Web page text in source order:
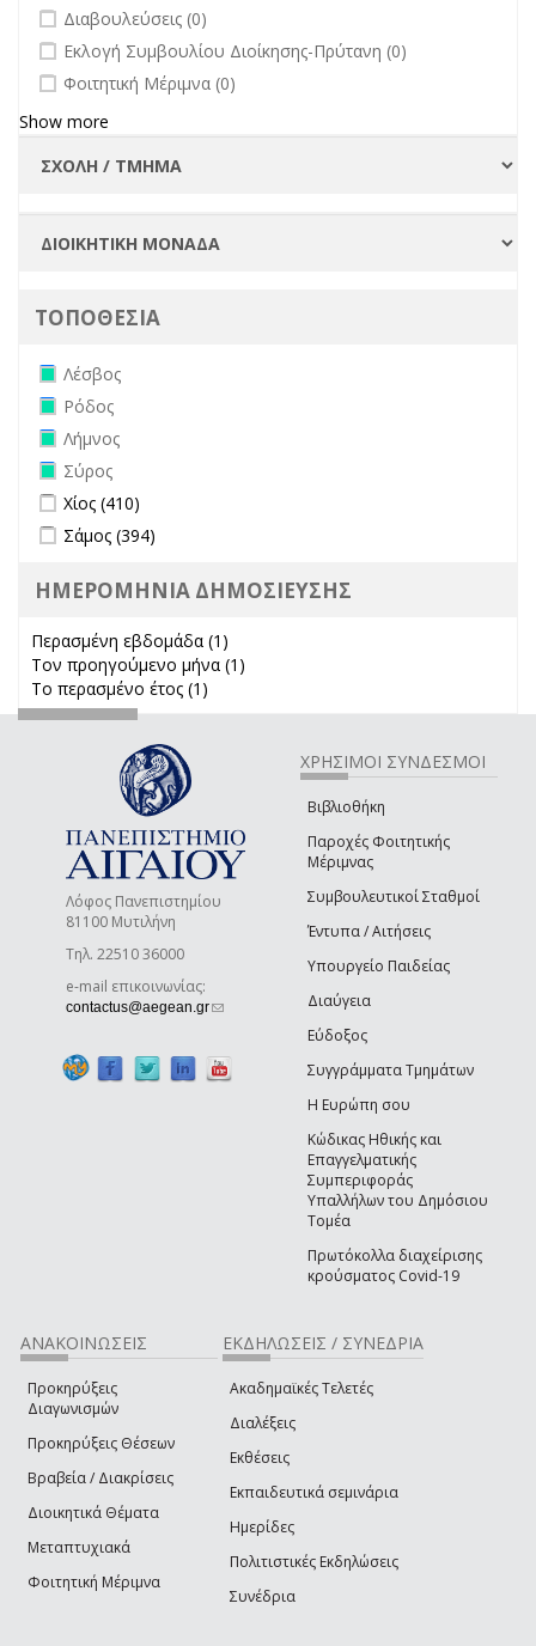
undefined
Διαβουλεύσεις (0)
undefined
Εκλογή Συμβουλίου Διοίκησης-Πρύτανη (0)
undefined
Φοιτητική Μέριμνα (0)
Show more
ΤΟΠΟΘΕΣΙΑ
Remove Λέσβος filter
Λέσβος
Remove Ρόδος filter
Ρόδος
Remove Λήμνος filter
Λήμνος
Remove Σύρος filter
Σύρος
Apply Χίος filter
Χίος (410)
Apply Σάμος filter
Σάμος (394)
ΗΜΕΡΟΜΗΝΙΑ ΔΗΜΟΣΙΕΥΣΗΣ
Περασμένη εβδομάδα (1)
Τον προηγούμενο μήνα (1)
Το περασμένο έτος (1)
Λόφος Πανεπιστημίου
81100 Μυτιλήνη
Τηλ. 22510 36000
e-mail επικοινωνίας:
contactus@aegean.gr(link sends e-mail)
ΧΡΗΣΙΜΟΙ ΣΥΝΔΕΣΜΟΙ
Βιβλιοθήκη
Παροχές Φοιτητικής
Μέριμνας
Συμβουλευτικοί Σταθμοί
Έντυπα / Αιτήσεις
Υπουργείο Παιδείας
Διαύγεια
Εύδοξος
Συγγράμματα Τμημάτων
Η Ευρώπη σου
Κώδικας Ηθικής και
Επαγγελματικής
Συμπεριφοράς
Υπαλλήλων του Δημόσιου
Τομέα
Πρωτόκολλα διαχείρισης
κρούσματος Covid-19
ΑΝΑΚΟΙΝΩΣΕΙΣ
Προκηρύξεις
Διαγωνισμών
Προκηρύξεις Θέσεων
Βραβεία / Διακρίσεις
Διοικητικά Θέματα
Μεταπτυχιακά
Φοιτητική Μέριμνα
ΕΚΔΗΛΩΣΕΙΣ / ΣΥΝΕΔΡΙΑ
Ακαδημαϊκές Τελετές
Διαλέξεις
Εκθέσεις
Εκπαιδευτικά σεμινάρια
Ημερίδες
Πολιτιστικές Εκδηλώσεις
Συνέδρια